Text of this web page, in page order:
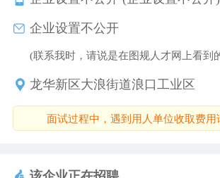
企业设置不公开
(联系我时，请说是在图规人才网上看到
龙华新区大浪街道浪口工业区
面试过程中，遇到用人单位收取费用